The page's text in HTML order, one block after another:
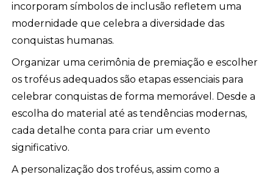
incorporam símbolos de inclusão refletem uma
modernidade que celebra a diversidade das
conquistas humanas.
Organizar uma cerimônia de premiação e escolher
os troféus adequados são etapas essenciais para
celebrar conquistas de forma memorável. Desde a
escolha do material até as tendências modernas,
cada detalhe conta para criar um evento
significativo.
A personalização dos troféus, assim como a